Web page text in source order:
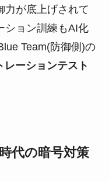
力が底上げされて
ション訓練もAI化
Team(防御側)の
レーションテスト
代の暗号対策